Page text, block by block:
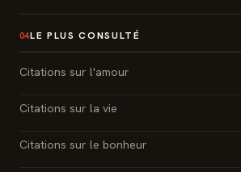
04LE PLUS CONSULTÉ
Citations sur l'amour
Citations sur la vie
Citations sur le bonheur